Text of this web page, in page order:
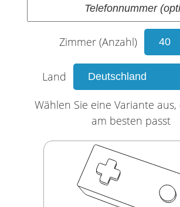
Zimmer (Anzahl)
Land
Wählen Sie eine Variante
am besten passt